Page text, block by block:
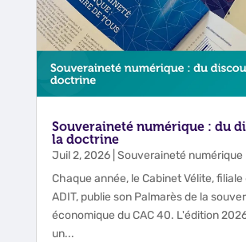
Souveraineté numérique : du
la doctrine
Juil 2, 2026| Souveraineté numérique
Chaque année, le Cabinet Vélite, filiale
ADIT, publie son Palmarès de la
économique du CAC 40. L'édition
un...